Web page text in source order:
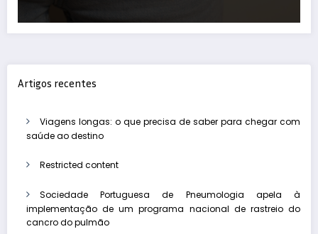
Artigos recentes
Viagens longas: o que precisa de saber para chegar com
saúde ao destino
Restricted content
Sociedade Portuguesa de Pneumologia apela à
implementação de um programa nacional de rastreio do
cancro do pulmão